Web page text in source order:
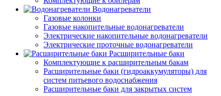
Водонагреватели
Газовые колонки
Газовые накопительные водонагреватели
Электрические накопительные водонагреватели
Электрические проточные водонагреватели
Расширительные баки
Комплектующие к расширительным бакам
Расширительные баки (гидроаккумуляторы) для
систем питьевого водоснабжения
Расширительные баки для закрытых систем